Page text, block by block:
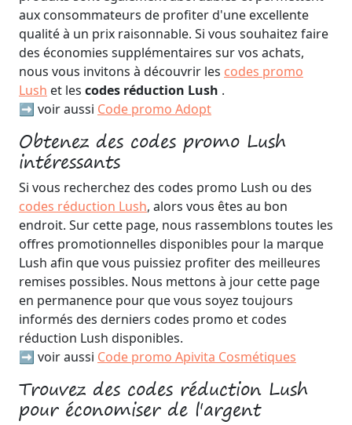
aux consommateurs de profiter d'une excellente
qualité à un prix raisonnable. Si vous souhaitez faire
des économies supplémentaires sur vos achats,
nous vous invitons à découvrir les codes promo
Lush et les codes réduction Lush .
➡️ voir aussi Code promo Adopt
Obtenez des codes promo Lush
intéressants
Si vous recherchez des codes promo Lush ou des
codes réduction Lush, alors vous êtes au bon
endroit. Sur cette page, nous rassemblons toutes les
offres promotionnelles disponibles pour la marque
Lush afin que vous puissiez profiter des meilleures
remises possibles. Nous mettons à jour cette page
en permanence pour que vous soyez toujours
informés des derniers codes promo et codes
réduction Lush disponibles.
➡️ voir aussi Code promo Apivita Cosmétiques
Trouvez des codes réduction Lush
pour économiser de l'argent